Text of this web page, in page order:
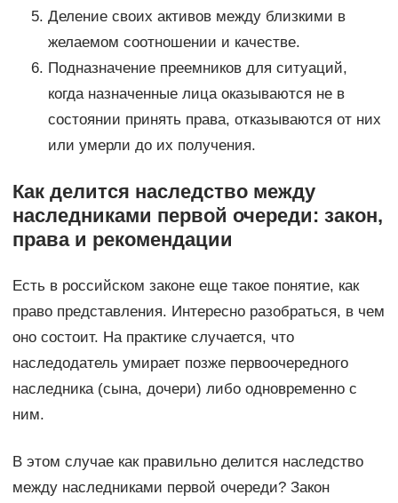
Деление своих активов между близкими в
желаемом соотношении и качестве.
Подназначение преемников для ситуаций,
когда назначенные лица оказываются не в
состоянии принять права, отказываются от них
или умерли до их получения.
Как делится наследство между
наследниками первой очереди: закон,
права и рекомендации
Есть в российском законе еще такое понятие, как
право представления. Интересно разобраться, в чем
оно состоит. На практике случается, что
наследодатель умирает позже первоочередного
наследника (сына, дочери) либо одновременно с
ним.
В этом случае как правильно делится наследство
между наследниками первой очереди? Закон